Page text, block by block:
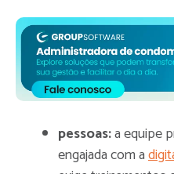
pessoas:a equipe
engajada com a